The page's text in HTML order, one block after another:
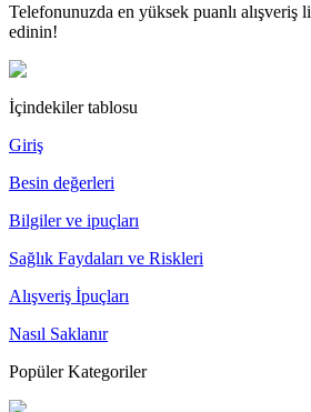
Telefonunuzda en yüksek puanlı alışveriş
edinin!
İçindekiler tablosu
Giriş
Besin değerleri
Bilgiler ve ipuçları
Sağlık Faydaları ve Riskleri
Alışveriş İpuçları
Nasıl Saklanır
Popüler Kategoriler